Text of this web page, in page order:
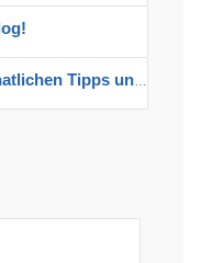
Tipps und Angebote